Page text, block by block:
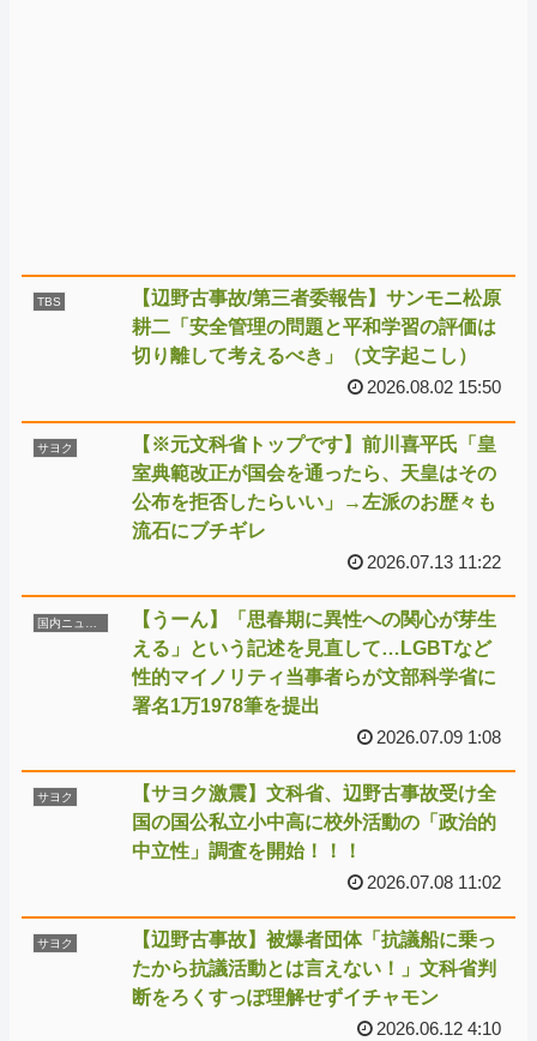
TBS
【辺野古事故/第三者委報告】サンモニ松原
耕二「安全管理の問題と平和学習の評価は
切り離して考えるべき」（文字起こし）
2026.08.02 15:50
サヨク
【※元文科省トップです】前川喜平氏「皇
室典範改正が国会を通ったら、天皇はその
公布を拒否したらいい」→左派のお歴々も
流石にブチギレ
2026.07.13 11:22
【うーん】「思春期に異性への関心が芽生
える」という記述を見直して…LGBTなど
性的マイノリティ当事者らが文部科学省に
署名1万1978筆を提出
2026.07.09 1:08
サヨク
【サヨク激震】文科省、辺野古事故受け全
国の国公私立小中高に校外活動の「政治的
中立性」調査を開始！！！
2026.07.08 11:02
サヨク
【辺野古事故】被爆者団体「抗議船に乗っ
たから抗議活動とは言えない！」文科省判
断をろくすっぽ理解せずイチャモン
2026.06.12 4:10